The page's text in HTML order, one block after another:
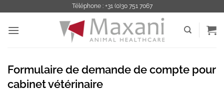
contenu
Téléphone : +31 (0)30 751 7067
Formulaire de demande de compte pour
cabinet vétérinaire